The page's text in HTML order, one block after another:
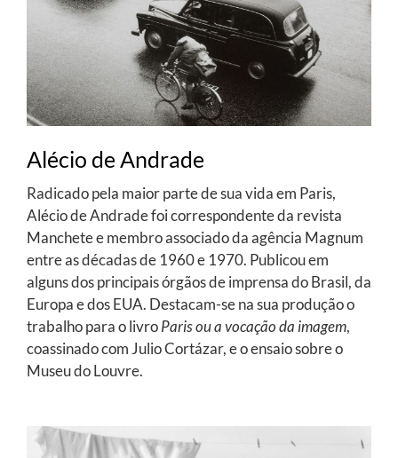
Alécio de Andrade
Radicado pela maior parte de sua vida em Paris,
Alécio de Andrade foi correspondente da revista
Manchete e membro associado da agência Magnum
entre as décadas de 1960 e 1970. Publicou em
alguns dos principais órgãos de imprensa do Brasil, da
Europa e dos EUA. Destacam-se na sua produção o
trabalho para o livroParis ou a vocação da imagem,
coassinado com Julio Cortázar, e o ensaio sobre o
Museu do Louvre.